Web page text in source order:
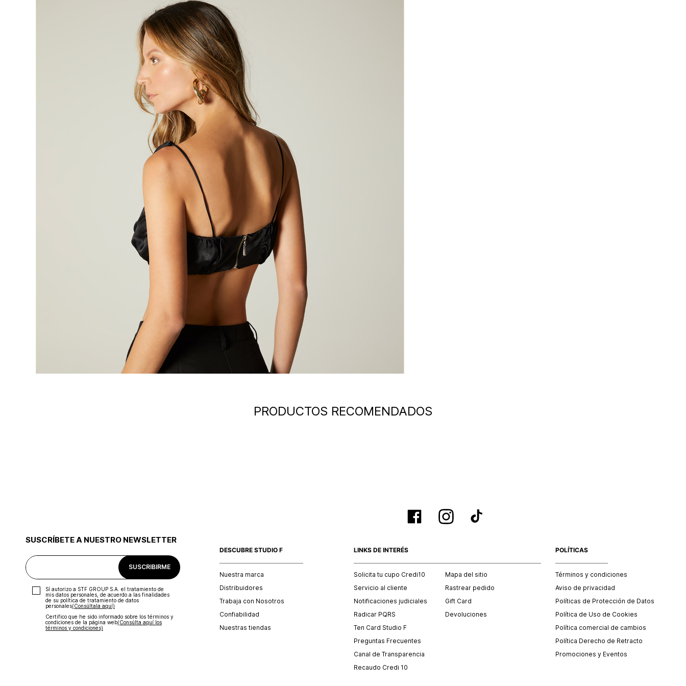
PRODUCTOS RECOMENDADOS
SUSCRÍBETE A NUESTRO NEWSLETTER
SUSCRIBIRME
Sí autorizo a STF GROUP S.A. el tratamiento de
mis datos personales, de acuerdo a las finalidades
de su política de tratamiento de datos
personales‎(Consúltala aquí)
Certifico que he sido informado sobre los términos y
condiciones de la página web‎(Consúlta aquí los
términos y condiciones)
DESCUBRE STUDIO F
Nuestra marca
Distribuidores
Trabaja con Nosotros
Confiabilidad
Nuestras tiendas
LINKS DE INTERÉS
Solicita tu cupo Credi10
Servicio al cliente
Notificaciones judiciales
Radicar PQRS
Ten Card Studio F
Preguntas Frecuentes
Canal de Transparencia
Recaudo Credi 10
Mapa del sitio
Rastrear pedido
Gift Card
Devoluciones
POLÍTICAS
Términos y condiciones
Aviso de privacidad
Políticas de Protección de Datos
Política de Uso de Cookies
Política comercial de cambios
Política Derecho de Retracto
Promociones y Eventos